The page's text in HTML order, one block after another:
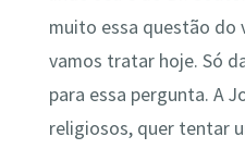
muito essa questão do
vamos tratar hoje. Só
para essa pergunta. A
religiosos, quer tentar